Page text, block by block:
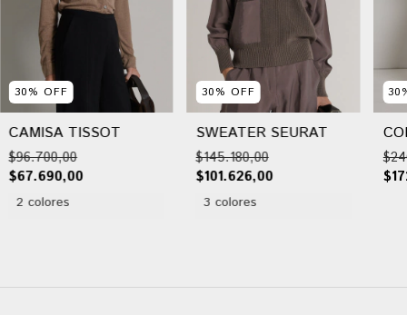
30% OFF
CAMISA TISSOT
$96.700,00
$67.690,00
2 colores
30% OFF
SWEATER SEURAT
$145.180,00
$101.626,00
3 colores
30